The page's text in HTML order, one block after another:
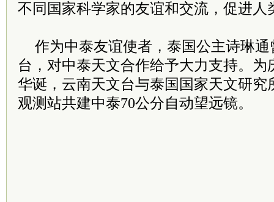
不同国家科学家的友谊和交流，促进人
作为中泰友谊使者，泰国公主诗琳
台，对中泰天文合作给予大力支持。为
华诞，云南天文台与泰国国家天文研究
观测站共建中泰70公分自动望远镜。